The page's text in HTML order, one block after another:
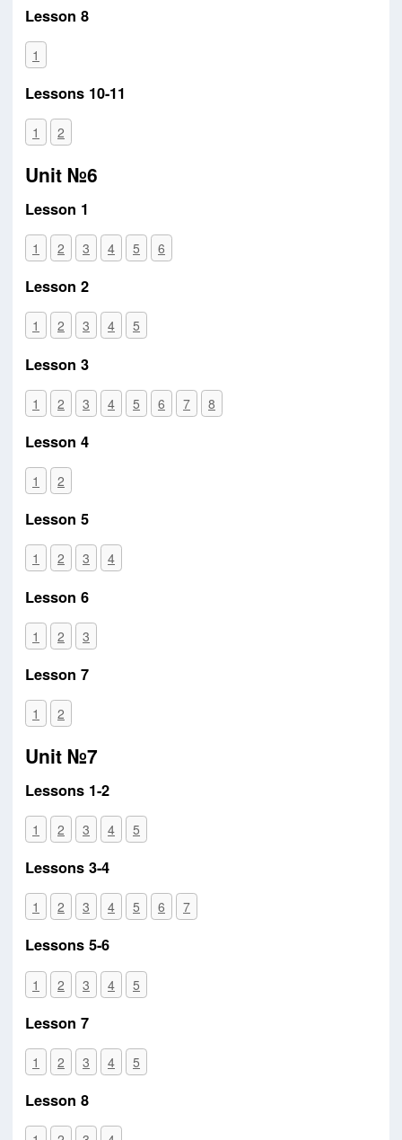
Lesson 8
1
Lessons 10-11
1 2
Unit №6
Lesson 1
1 2 3 4 5 6
Lesson 2
1 2 3 4 5
Lesson 3
1 2 3 4 5 6 7 8
Lesson 4
1 2
Lesson 5
1 2 3 4
Lesson 6
1 2 3
Lesson 7
1 2
Unit №7
Lessons 1-2
1 2 3 4 5
Lessons 3-4
1 2 3 4 5 6 7
Lessons 5-6
1 2 3 4 5
Lesson 7
1 2 3 4 5
Lesson 8